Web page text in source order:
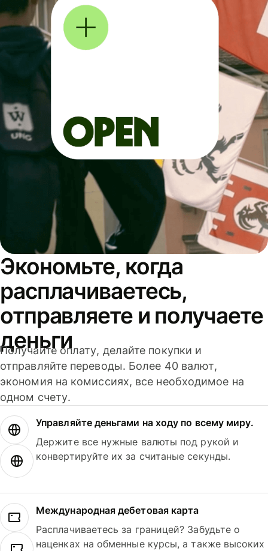
Экономьте, когда
расплачиваетесь,
отправляете и получаете
деньги
Получайте оплату, делайте покупки и
отправляйте переводы. Более 40 валют,
экономия на комиссиях, все необходимое на
одном счету.
Управляйте деньгами на ходу по всему миру.
Держите все нужные валюты под рукой и
конвертируйте их за считаные секунды.
Международная дебетовая карта
Расплачиваетесь за границей? Забудьте о
наценках на обменные курсы, а также высоких